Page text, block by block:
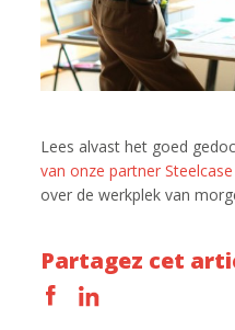
Lees alvast het goed
van onze partner Steelcase
over de werkplek van
Partagez cet